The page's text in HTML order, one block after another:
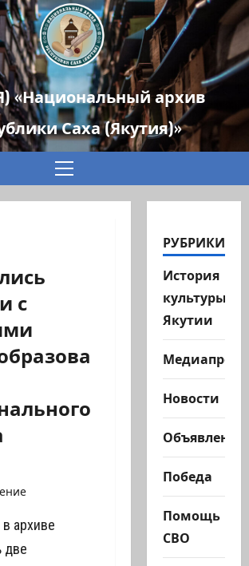
«Национальный архив
Саха (Якутия)»
Основное
с
архиве
две
РУБРИКИ
История
культуры
Якутии
Новости
Объявления
Победа
Помощь
СВО